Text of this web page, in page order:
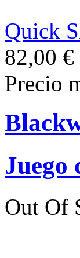
Quick
82,00 €
Precio
Juego
Out Of